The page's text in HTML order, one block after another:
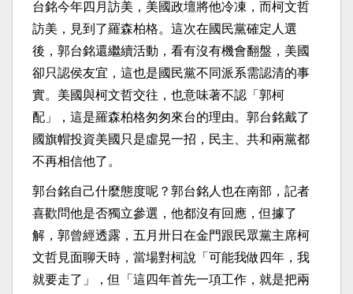
台銘今年四月訪美，美國政壇將他冷凍，而柯文哲
訪美，見到了羅森柏格。這次在國民黨確定人選
後，郭台銘還繼續活動，看有沒有機會翻盤，美國
卻只認侯友宜，這也是國民黨不同派系需認清的事
實。美國與柯文哲交往，也意味著不認「郭柯
配」，這是羅森柏格匆匆來台的理由。郭台銘戴了
國旗帽投資美國只是虛晃一招，民主、共和兩黨都
不再相信他了。
郭台銘自己什麼態度呢？郭台銘人也在南部，記者
喜歡問他是否獨立參選，他都沒有回應，但據了
解，郭曾經透露，五月卅日在金門跟民眾黨主席柯
文哲見面聊天時，當場對柯說「可能我做四年，我
就要走了」，但「這四年首先一項工作，就是把兩